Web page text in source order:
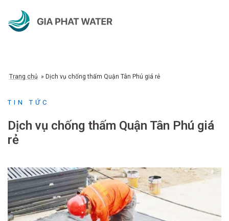
Trang chủ » Dịch vụ chống thấm Quận Tân Phú giá rẻ
TIN TỨC
Dịch vụ chống thấm Quận Tân Phú giá
rẻ